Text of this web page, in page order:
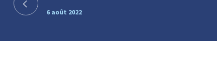
6 août 2022